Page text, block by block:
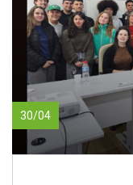
30/04